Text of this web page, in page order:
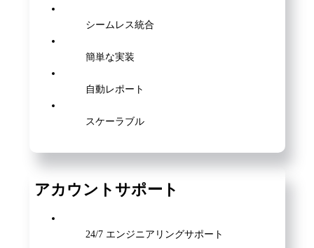
シームレス統合
簡単な実装
自動レポート
スケーラブル
アカウントサポート
24/7 エンジニアリングサポート